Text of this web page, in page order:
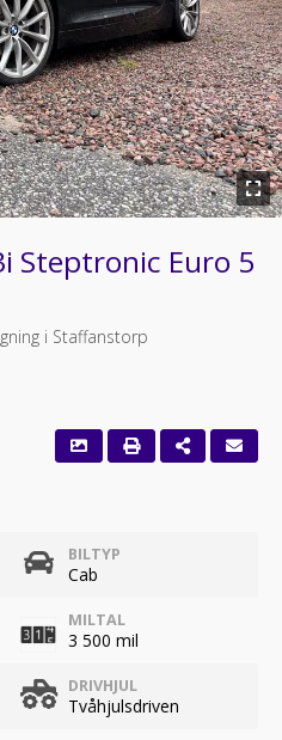
Steptronic Euro 5
i Staffanstorp
BILTYP
Cab
MILTAL
3 500 mil
DRIVHJUL
Tvåhjulsdriven